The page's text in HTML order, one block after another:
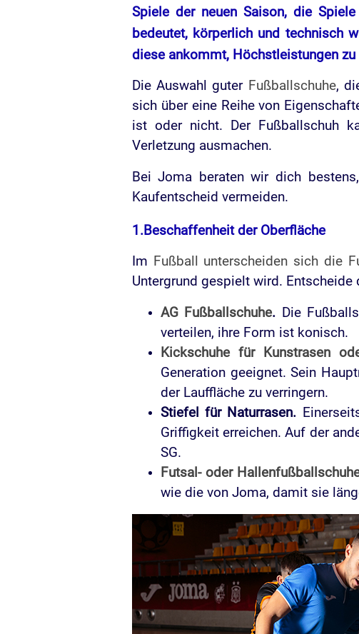
Spiele der neuen Saison, die
bedeutet, körperlich und technisch
diese ankommt, Höchstleistungen
Die Auswahl guter Fußballschuhe,
sich über eine Reihe von
ist oder nicht. Der Fußballschuh
Verletzung ausmachen.
Bei Joma beraten wir dich bestens,
Kaufentscheid vermeiden.
1.Beschaffenheit der Oberfläche
Im Fußball unterscheiden sich die
Untergrund gespielt wird.
AG Fußballschuhe. Die
verteilen, ihre Form ist konisch.
Kickschuhe für Kunstrasen
Generation geeignet. Sein
der Lauffläche zu verringern.
Stiefel für Naturrasen.
Griffigkeit erreichen. Auf der
SG.
Futsal- oder
wie die von Joma, damit sie